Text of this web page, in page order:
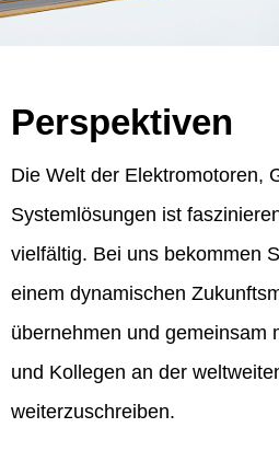
Perspektiven
Die Welt der Elektromotoren,
Systemlösungen ist
vielfältig. Bei uns bekommen
einem dynamischen
übernehmen und gemeinsam
und Kollegen an der
weiterzuschreiben.